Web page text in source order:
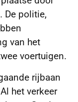
De politie,
van het
voertuigen.
rijbaan
het verkeer